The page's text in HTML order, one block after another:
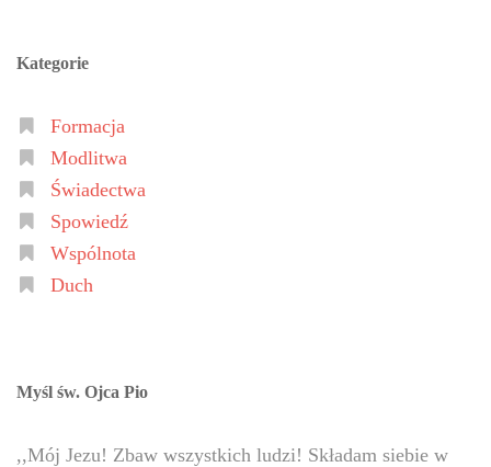
Kategorie
Formacja
Modlitwa
Świadectwa
Spowiedź
Wspólnota
Duch
Myśl św. Ojca Pio
,,Mój Jezu! Zbaw wszystkich ludzi! Składam siebie w